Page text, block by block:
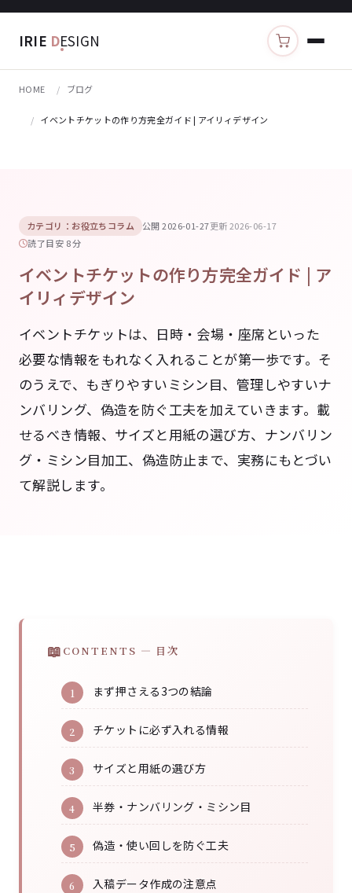
IRIE DESIGN カートを見る
HOME ブログ
イベントチケットの作り方完全ガイド | アイリィデザイン
カテゴリ：お役立ちコラム 公開 2026-01-27更新 2026-06-17
読了目安 8 分
イベントチケットの作り方完全ガイド | ア
イリィデザイン
イベントチケットは、日時・会場・座席といった
必要な情報をもれなく入れることが第一歩です。そ
のうえで、もぎりやすいミシン目、管理しやすいナ
ンバリング、偽造を防ぐ工夫を加えていきます。載
せるべき情報、サイズと用紙の選び方、ナンバリン
グ・ミシン目加工、偽造防止まで、実務にもとづい
て解説します。
CONTENTS — 目次
まず押さえる3つの結論
チケットに必ず入れる情報
サイズと用紙の選び方
半券・ナンバリング・ミシン目
偽造・使い回しを防ぐ工夫
入稿データ作成の注意点